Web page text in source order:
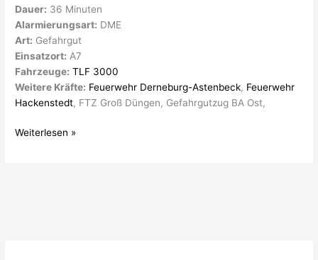
Dauer: 36 Minuten
Alarmierungsart: DME
Art: Gefahrgut
Einsatzort: A7
Fahrzeuge: TLF 3000
Weitere Kräfte: Feuerwehr Derneburg-Astenbeck, Feuerwehr
Hackenstedt, FTZ Groß Düngen, Gefahrgutzug BA Ost,
Weiterlesen »